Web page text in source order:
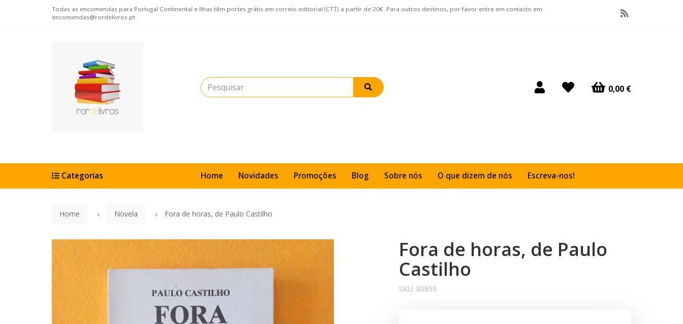
Todas as encomendas para Portugal Continental e Ilhas têm portes grátis em correio editorial (CTT) a partir de 20€. Para outros destinos, por favor entre em contacto em
encomendas@rordelivros.pt
0,00 €
Home Novidades Promoções Blog Sobre nós O que dizem de nós Escreva-nos!
Categorias
Home Novela Fora de horas, de Paulo Castilho
Fora de horas, de Paulo
Castilho
SKU: 80859